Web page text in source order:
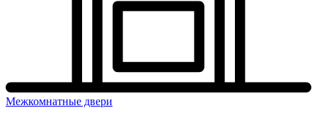
Межкомнатные двери